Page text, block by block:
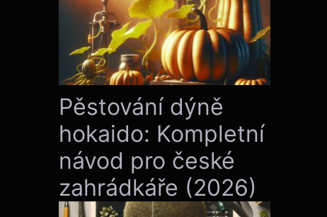
Pěstování dýně
hokaido: Kompletní
návod pro české
zahrádkáře (2026)